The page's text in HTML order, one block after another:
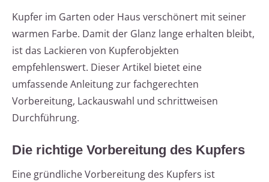
Kupfer im Garten oder Haus verschönert mit seiner
warmen Farbe. Damit der Glanz lange erhalten bleibt,
ist das Lackieren von Kupferobjekten
empfehlenswert. Dieser Artikel bietet eine
umfassende Anleitung zur fachgerechten
Vorbereitung, Lackauswahl und schrittweisen
Durchführung.
Die richtige Vorbereitung des Kupfers
Eine gründliche Vorbereitung des Kupfers ist